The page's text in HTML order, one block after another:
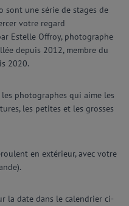
sont une série de stages de
votre regard
Estelle Offroy, photographe
depuis 2012, membre du
2020.
photographes qui aime les
les petites et les grosses
en extérieur, avec votre
la date dans le calendrier ci-